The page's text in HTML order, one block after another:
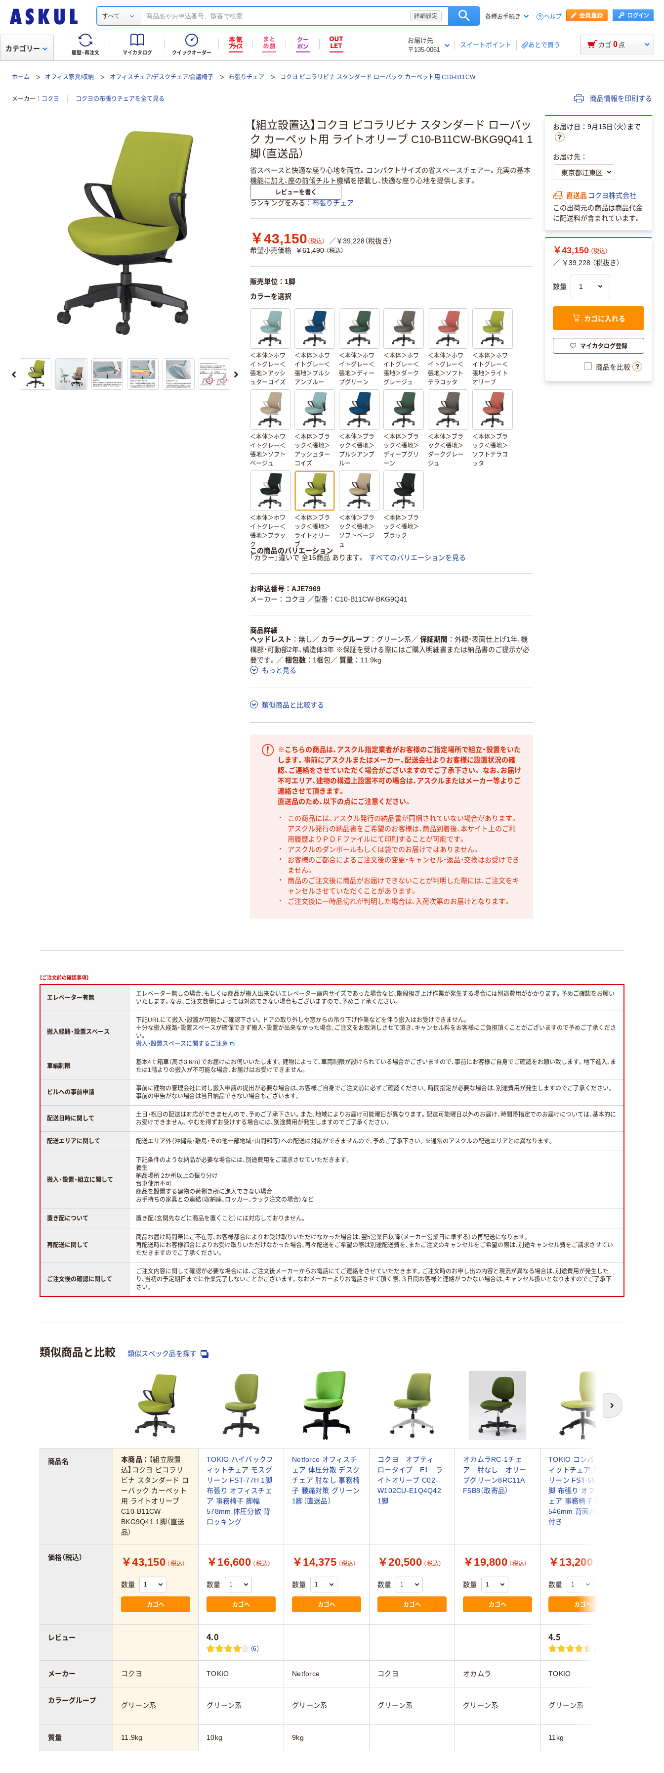
すべて 詳細設定 各種お手続き ヘルプ
履歴・再注文 マイカタログ クイックオーダー
お届け先
〒135-0061
スイートポイント あとで買う
カテゴリー カゴ 0 点
ホーム オフィス家具/収納 オフィスチェア/デスクチェア/会議椅子 布張りチェア コクヨ ピコラリビナ スタンダード ローバック カーペット用 C10-B11CW
メーカー コクヨ コクヨの布張りチェアを全て見る 商品情報を印刷する
【組立設置込】コクヨ ピコラリビナ スタンダード ローバッ
ク カーペット用 ライトオリーブ C10-B11CW-BKG9Q41 1
脚（直送品）
省スペースと快適な座り心地を両立。コンパクトサイズの省スペースチェアー。充実の基本
機能に加え、座の前傾チルト機構を搭載し、快適な座り心地を提供します。
レビューを書く
ランキングをみる 布張りチェア
￥43,150 （税込）
／￥39,228（税抜き）
希望小売価格 ￥61,490 （税込）
販売単位：1脚
カラーを選択
＜本体＞ホワ
イトグレー＜
張地＞アッシ
ュターコイズ
＜本体＞ホワ
イトグレー＜
張地＞プルシ
アンブルー
＜本体＞ホワ
イトグレー＜
張地＞ディー
プグリーン
＜本体＞ホワ
イトグレー＜
張地＞ダーク
グレージュ
＜本体＞ホワ
イトグレー＜
張地＞ソフト
テラコッタ
＜本体＞ホワ
イトグレー＜
張地＞ライト
オリーブ
＜本体＞ホワ
イトグレー＜
張地＞ソフト
ベージュ
＜本体＞ブラ
ック＜張地＞
アッシュター
コイズ
＜本体＞ブラ
ック＜張地＞
プルシアンブ
ルー
＜本体＞ブラ
ック＜張地＞
ディープグリ
ーン
＜本体＞ブラ
ック＜張地＞
ダークグレー
ジュ
＜本体＞ブラ
ック＜張地＞
ソフトテラコ
ッタ
＜本体＞ホワ
イトグレー＜
張地＞ブラッ
ク
＜本体＞ブラ
ック＜張地＞
ライトオリー
ブ
＜本体＞ブラ
ック＜張地＞
ソフトベージ
ュ
＜本体＞ブラ
ック＜張地＞
ブラック
この商品のバリエーション
「カラー」違いで 全16商品 あります。
すべてのバリエーションを見る
お申込番号：AJE7969
メーカー：コクヨ ／型番：C10-B11CW-BKG9Q41
商品詳細
ヘッドレスト
無し ／ カラーグループ グリーン系／ 保証期間
外観・表面仕上げ1年、機
構部・可動部2年、構造体3年 ※保証を受ける際にはご購入明細書または納品書のご提示が必
要です。 ／ 梱包数 1梱包 ／ 質量
11.9kg
もっと見る
類似商品と比較する
※こちらの商品は、アスクル指定業者がお客様のご指定場所で組立・設置をいた
します。事前にアスクルまたはメーカー、配送会社よりお客様に設置状況の確
認、ご連絡をさせていただく場合がございますのでご了承下さい。 なお、お届け
不可エリア、建物の構造上設置不可の場合は、アスクルまたはメーカー等よりご
連絡させて頂きます。
直送品のため、以下の点にご注意ください。
この商品には、アスクル発行の納品書が同梱されていない場合があります。
アスクル発行の納品書をご希望のお客様は、商品到着後、本サイト上のご利
用履歴よりＰＤＦファイルにて印刷することが可能です。
アスクルのダンボールもしくは袋でのお届けではありません。
お客様のご都合によるご注文後の変更・キャンセル・返品・交換はお受けでき
ません。
商品のご注文後に商品がお届けできないことが判明した際には、ご注文をキ
ャンセルさせていただくことがあります。
ご注文後に一時品切れが判明した場合は、入荷次第のお届けとなります。
お届け日：9月15日（火）まで
お届け先：
直送品 コクヨ株式会社
この出荷元の商品は商品代金
に配送料が含まれています。
￥43,150 （税込）
／ ￥39,228 （税抜き）
数量
カゴに入れる
マイカタログ登録
商品を比較
【ご注文前の確認事項】
エレベーター有無
エレベーター無しの場合、もしくは商品が搬入出来ないエレベーター庫内サイズであった場合など、階段担ぎ上げ作業が発生する場合には別途費用がかかります。予めご確認をお願い
いたします。なお、ご注文数量によっては対応できない場合もございますので、予めご了承ください。
搬入経路・設置スペース
下記URLにて搬入・設置が可能かご確認下さい。ドアの取り外しや窓からの吊り下げ作業などを伴う搬入はお受けできません。
十分な搬入経路・設置スペースが確保できず搬入・設置が出来なかった場合、ご注文をお取消しさせて頂き、キャンセル料をお客様にご負担頂くことがございますので予めご了承くださ
い。
搬入・設置スペースに関するご注意
車輌制限
基本4ｔ箱車（高さ3.6ｍ）でお届けにお伺いいたします。建物によって、車両制限が設けられている場合がございますので、事前にお客様ご自身でご確認をお願い致します。地下進入、ま
たは1階よりの搬入が不可能な場合、お届けはお受けできません。
ビルへの事前申請
事前に建物の管理会社に対し搬入申請の提出が必要な場合は、お客様ご自身でご注文前に必ずご確認ください。時間指定が必要な場合は、別途費用が発生しますのでご了承ください。
事前の申告がない場合は当日納品できない場合もございます。
配送日時に関して
土日・祝日の配送は対応ができませんので、予めご了承下さい。また、地域によりお届け可能曜日が異なります。配送可能曜日以外のお届け、時間帯指定でのお届けについては、基本的に
お受けできません。やむを得ずお受けする場合には、別途費用が発生しますのでご了承ください。
配送エリアに関して 配送エリア外（沖縄県・離島・その他一部地域・山間部等）への配送は対応ができませんので、予めご了承下さい。※通常のアスクルの配送エリアとは異なります。
搬入・設置・組立に関して
下記条件のような納品が必要な場合には、別途費用をご請求させていただきます。
養生
納品場所 2か所以上の振り分け
台車使用不可
商品を設置する建物の荷捌き所に進入できない場合
お手持ちの家具との連結（収納庫、ロッカー、ラック注文の場合）など
置き配について 置き配（玄関先などに商品を置くこと）には対応しておりません。
再配送に関して
商品お届け時間帯にご不在等、お客様都合によりお受け取りいただけなかった場合は、翌5営業日以降（メーカー営業日に準ずる）の再配送になります。
再配送時にお客様都合によりお受け取りいただけなかった場合、再々配送をご希望の際は別途配送費を、またご注文のキャンセルをご希望の際は、別途キャンセル費をご請求させてい
ただきますのでご了承ください。
ご注文後の確認に関して
ご注文内容に関して確認が必要な場合には、ご注文後メーカーからお電話にてご連絡をさせていただきます。ご注文時のお申し出の内容と現況が異なる場合は、別途費用が発生した
り、当初の予定期日までに作業完了しないことがございます。なおメーカーよりお電話させて頂く際、３日間お客様と連絡がつかない場合は、キャンセル扱いとなりますのでご了承下
さい。
類似商品と比較 類似スペック品を探す
次へ
本商品： 【組立設置
込】コクヨ ピコラリ
ビナ スタンダード ロ
ーバック カーペット
用 ライトオリーブ
C10-B11CW-
BKG9Q41 1脚（直送
品）
TOKIO ハイバックフ
ィットチェア モスグ
リーン FST-77H 1脚
布張り オフィスチェ
ア 事務椅子 脚幅
578mm 体圧分散 背
ロッキング
Netforce オフィスチ
ェア 体圧分散 デスク
チェア 肘なし 事務椅
子 腰痛対策 グリーン
1脚（直送品）
コクヨ オプティ
ロータイプ E1 ラ
イトオリーブ C02-
W102CU-E1Q4Q42
1脚
オカムラRC-1チェ
ア 肘なし オリー
ブグリーン8RC11A
F5B8（取寄品）
TOKIO コンパクトフ
ィットチェア モスグ
リーン FST-55 MG 1
脚 布張り オフィスチ
ェア 事務椅子 脚幅
546mm 背面ハンドル
付き
￥43,150 （税込）
数量
カゴへ
￥16,600 （税込）
数量
カゴへ
￥14,375 （税込）
数量
カゴへ
￥20,500 （税込）
数量
カゴへ
￥19,800 （税込）
数量
カゴへ
￥13,200
数量
カゴへ
4.0
(6)
4.5
(2)
コクヨ TOKIO Netforce コクヨ オカムラ TOKIO
グリーン系 グリーン系 グリーン系 グリーン系 グリーン系 グリーン系
11.9kg 10kg 9kg 11kg
商品名
価格（税込）
レビュー
メーカー
カラーグループ
質量